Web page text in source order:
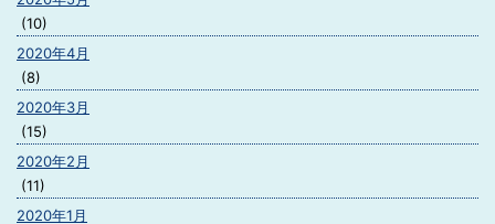
(10)
2020年4月
(8)
2020年3月
(15)
2020年2月
(11)
2020年1月